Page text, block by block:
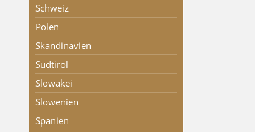
Schweiz
Polen
Skandinavien
Südtirol
Slowakei
Slowenien
Spanien